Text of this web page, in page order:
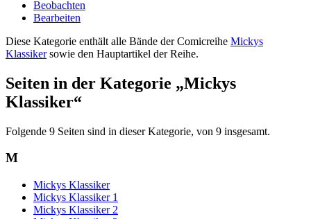
Beobachten
Bearbeiten
Diese Kategorie enthält alle Bände der Comicreihe Mickys
Klassikersowie den Hauptartikel der Reihe.
Seiten in der Kategorie „Mickys
Klassiker“
Folgende 9 Seiten sind in dieser Kategorie, von 9 insgesamt.
M
Mickys Klassiker
Mickys Klassiker 1
Mickys Klassiker 2